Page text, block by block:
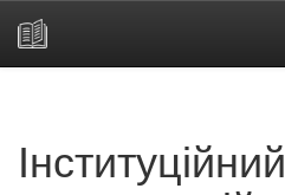
Інституційний